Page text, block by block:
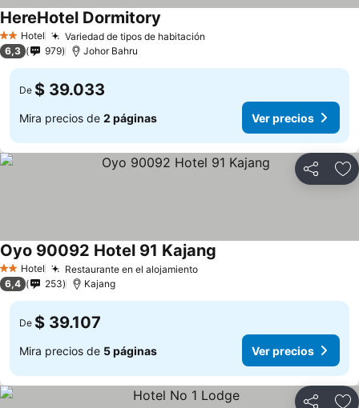
2 Estrellas
Hotel Variedad de tipos de habitación
HereHotel Dormitory
6,3 979 Johor Bahru
De $ 39.033
Mira precios de 2 páginas Ver precios
Compartir
2 Estrellas
Hotel Restaurante en el alojamiento
Oyo 90092 Hotel 91 Kajang
6,4 253 Kajang
De $ 39.107
Mira precios de 5 páginas Ver precios